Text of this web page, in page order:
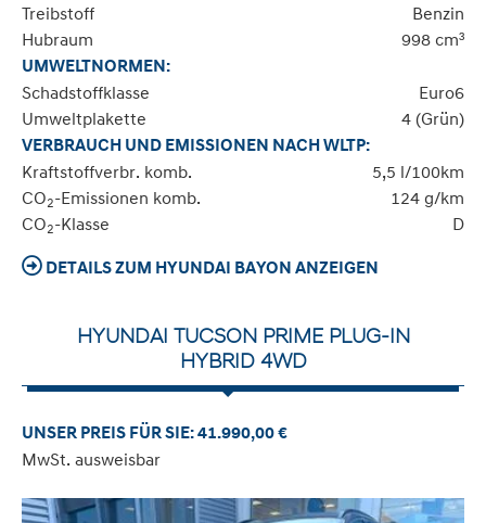
Treibstoff
Benzin
Hubraum
998 cm³
UMWELTNORMEN:
Schadstoffklasse
Euro6
Umweltplakette
4 (Grün)
VERBRAUCH UND EMISSIONEN NACH WLTP:
Kraftstoffverbr. komb.
5,5 l/100km
CO2-Emissionen komb.
124 g/km
CO2-Klasse D
DETAILS ZUM HYUNDAI BAYON ANZEIGEN
HYUNDAI TUCSON PRIME PLUG-IN
HYBRID 4WD
UNSER PREIS FÜR SIE: 41.990,00 €
MwSt. ausweisbar